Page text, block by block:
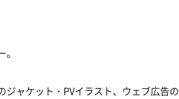
ャケット・PVイラスト、ウェブ広告の